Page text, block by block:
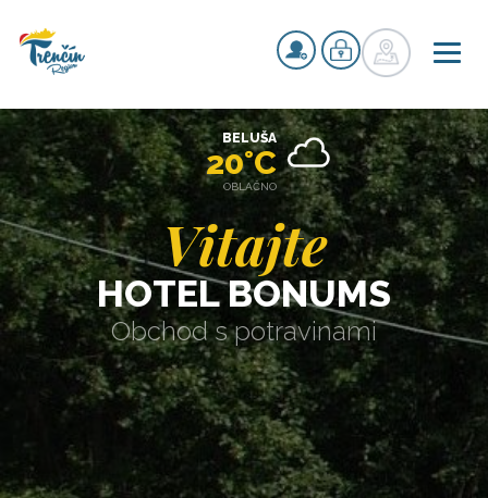
Vitajte
HOTEL BONUMS
Obchod s potravinami
BELUŠA
20°C
OBLAČNO